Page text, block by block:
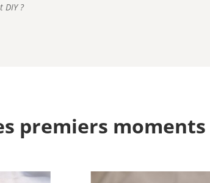
DIY ?
premiers moments